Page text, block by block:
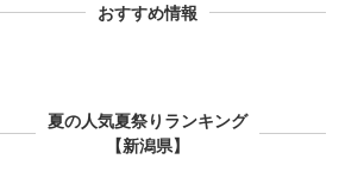
おすすめ情報
夏の人気夏祭りランキング
【新潟県】